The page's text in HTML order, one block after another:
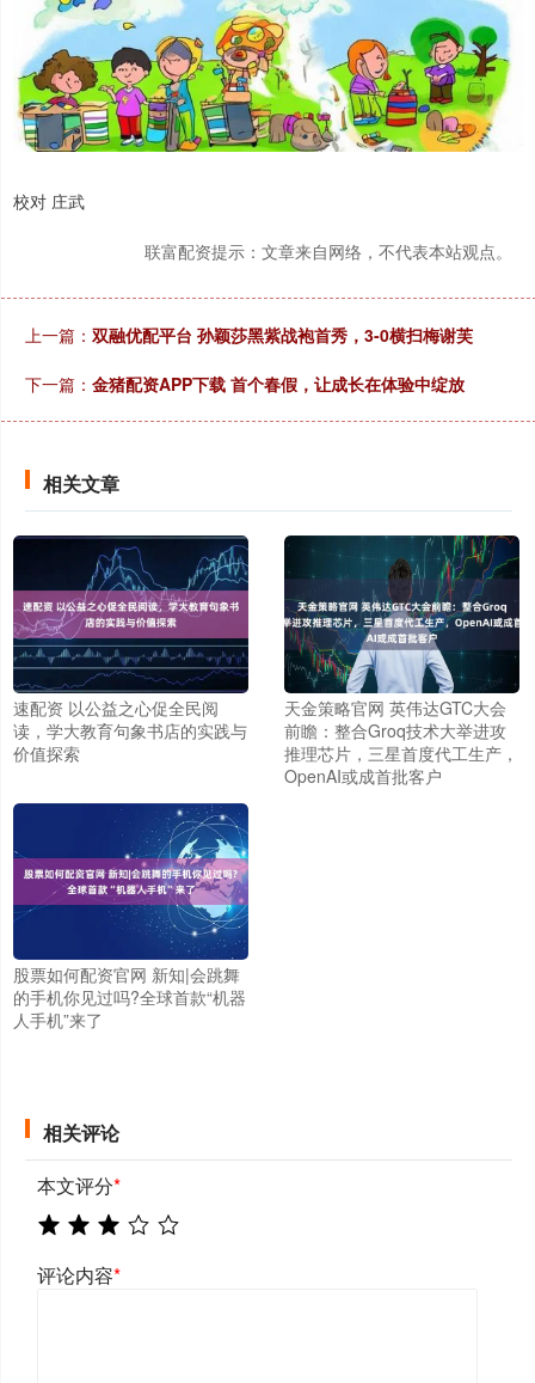
校对 庄武
联富配资提示：文章来自网络，不代表本站观点。
上一篇： 双融优配平台 孙颖莎黑紫战袍首秀，3-0横扫梅谢芙
下一篇： 金猪配资APP下载 首个春假，让成长在体验中绽放
相关文章
速配资 以公益之心促全民阅
读，学大教育句象书店的实践与
价值探索
天金策略官网 英伟达GTC大会
前瞻：整合Groq技术大举进攻
推理芯片，三星首度代工生产，
OpenAI或成首批客户
股票如何配资官网 新知|会跳舞
的手机你见过吗?全球首款“机器
人手机”来了
相关评论
本文评分*
评论内容*